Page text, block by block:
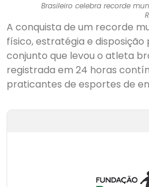
Brasileiro celebra recorde
A conquista de um recorde
físico, estratégia e
conjunto que levou o atleta
registrada em 24 horas
praticantes de esportes de